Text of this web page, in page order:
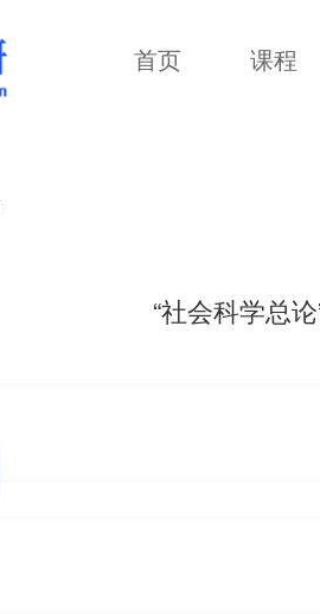
首页 课程
“社会科学总